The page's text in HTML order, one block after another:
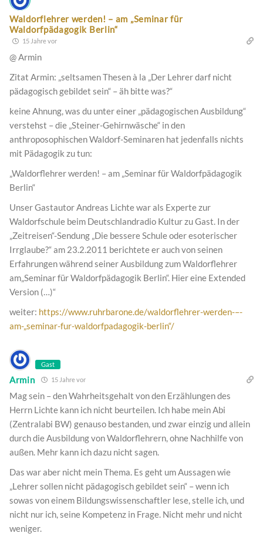
Waldorflehrer werden! – am „Seminar für
Waldorfpädagogik Berlin“
15 Jahre vor
@ Armin
Zitat Armin: „seltsamen Thesen à la „Der Lehrer darf nicht
pädagogisch gebildet sein“ – äh bitte was?“
keine Ahnung, was du unter einer „pädagogischen Ausbildung“
verstehst – die „Steiner-Gehirnwäsche“ in den
anthroposophischen Waldorf-Seminaren hat jedenfalls nichts
mit Pädagogik zu tun:
„Waldorflehrer werden! – am „Seminar für Waldorfpädagogik
Berlin“
Unser Gastautor Andreas Lichte war als Experte zur
Waldorfschule beim Deutschlandradio Kultur zu Gast. In der
„Zeitreisen“-Sendung „Die bessere Schule oder esoterischer
Irrglaube?“ am 23.2.2011 berichtete er auch von seinen
Erfahrungen während seiner Ausbildung zum Waldorflehrer
am„Seminar für Waldorfpädagogik Berlin“. Hier eine Extended
Version (…)“
weiter: https://www.ruhrbarone.de/waldorflehrer-werden-–-
am-„seminar-fur-waldorfpadagogik-berlin“/
Gast
Armin 15 Jahre vor
Mag sein – den Wahrheitsgehalt von den Erzählungen des
Herrn Lichte kann ich nicht beurteilen. Ich habe mein Abi
(Zentralabi BW) genauso bestanden, und zwar einzig und allein
durch die Ausbildung von Waldorflehrern, ohne Nachhilfe von
außen. Mehr kann ich dazu nicht sagen.
Das war aber nicht mein Thema. Es geht um Aussagen wie
„Lehrer sollen nicht pädagogisch gebildet sein“ – wenn ich
sowas von einem Bildungswissenschaftler lese, stelle ich, und
nicht nur ich, seine Kompetenz in Frage. Nicht mehr und nicht
weniger.